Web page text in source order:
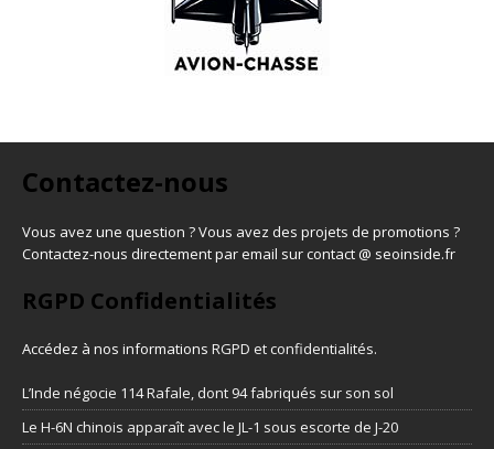
Contactez-nous
Vous avez une question ? Vous avez des projets de promotions ?
Contactez-nous directement par email sur contact @ seoinside.fr
RGPD Confidentialités
Accédez à nos informations RGPD et confidentialités.
L’Inde négocie 114 Rafale, dont 94 fabriqués sur son sol
Le H-6N chinois apparaît avec le JL-1 sous escorte de J-20